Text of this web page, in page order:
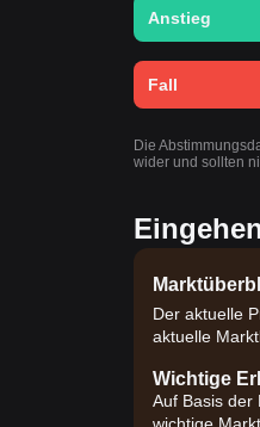
Anstieg
Fall
Die
wider und sollten
Der aktuelle
aktuelle
Wichtige
Auf Basis der